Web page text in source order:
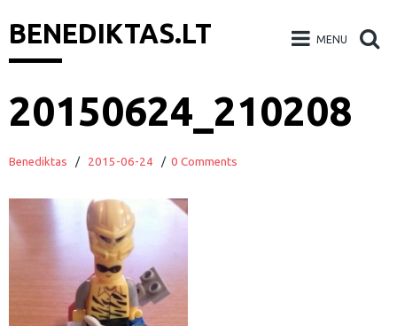
BENEDIKTAS.LT MENU
Skip
to20150624_210208
Benediktas / 2015-06-24 / 0 Comments